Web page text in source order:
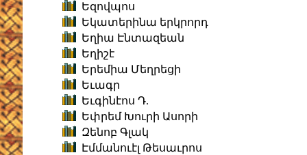
Եզովպոս
Եկատերինա երկրորդ
Եղիա Էնտազեան
Եղիշէ
Երեմիա Մեղրեցի
Եւագր
Եւգինէոս Դ.
Եփրեմ Խուրի Ասորի
Զենոբ Գլակ
Էմմանուէլ Թեսաւրոս